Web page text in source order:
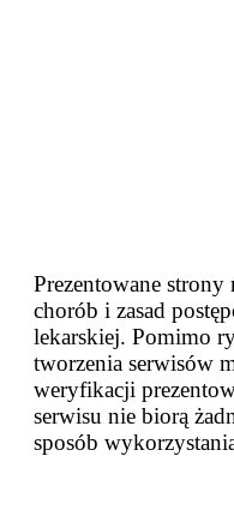
Prezentowane
chorób i zasad
lekarskiej. Pomimo
tworzenia serwisów
weryfikacji
serwisu nie biorą
sposób